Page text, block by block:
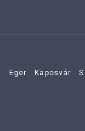
Eger Kaposvár